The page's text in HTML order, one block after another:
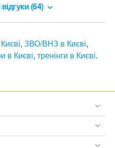
(64)
, ЗВО/ВНЗ в Києві,
в Києві, тренінги в Києві.